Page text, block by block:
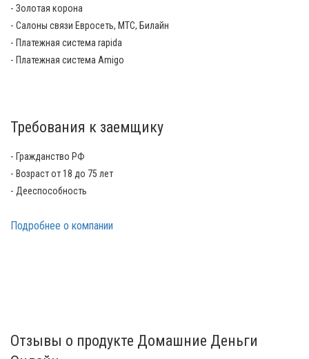
Золотая корона
Салоны связи Евросеть, МТС, Билайн
Платежная система rapida
Платежная система Amigo
Требования к заемщику
Гражданство РФ
Возраст от 18 до 75 лет
Дееспособность
Подробнее о компании
Отзывы о продукте Домашние Деньги